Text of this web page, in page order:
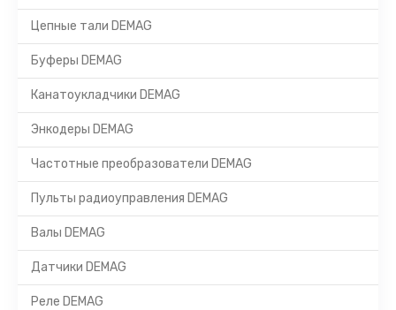
Цепные тали DEMAG
Буферы DEMAG
Канатоукладчики DEMAG
Энкодеры DEMAG
Частотные преобразователи DEMAG
Пульты радиоуправления DEMAG
Валы DEMAG
Датчики DEMAG
Реле DEMAG